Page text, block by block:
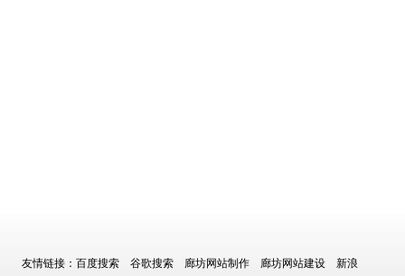
友情链接： 百度搜索 谷歌搜索 廊坊网站制作 廊坊网站建设 新浪